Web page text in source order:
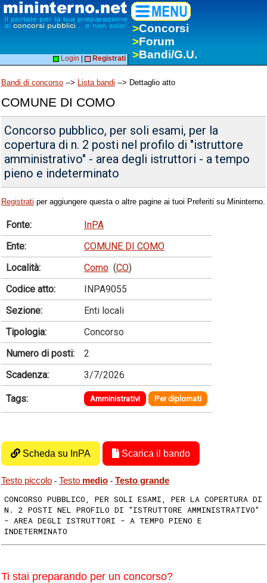
>Concorsi
>Forum
>Bandi/G.U.
Login Registrati
Bandi di concorso --> Lista bandi --> Dettaglio atto
COMUNE DI COMO
Concorso pubblico, per soli esami, per la
copertura di n. 2 posti nel profilo di "istruttore
amministrativo" - area degli istruttori - a tempo
pieno e indeterminato
Registrati per aggiungere questa o altre pagine ai tuoi Preferiti su Mininterno.
Fonte:
InPA
Ente:
COMUNE DI COMO
Località:
Como (CO)
Codice atto:
INPA9055
Sezione:
Enti locali
Tipologia:
Concorso
Numero di posti:
2
Scadenza:
3/7/2026
Tags: Amministrativi Per diplomati
Scheda su InPA Scarica il bando
Testo piccolo - Testo medio - Testo grande
CONCORSO PUBBLICO, PER SOLI ESAMI, PER LA COPERTURA DI
N. 2 POSTI NEL PROFILO DI "ISTRUTTORE AMMINISTRATIVO"
- AREA DEGLI ISTRUTTORI - A TEMPO PIENO E
INDETERMINATO
Ti stai preparando per un concorso?